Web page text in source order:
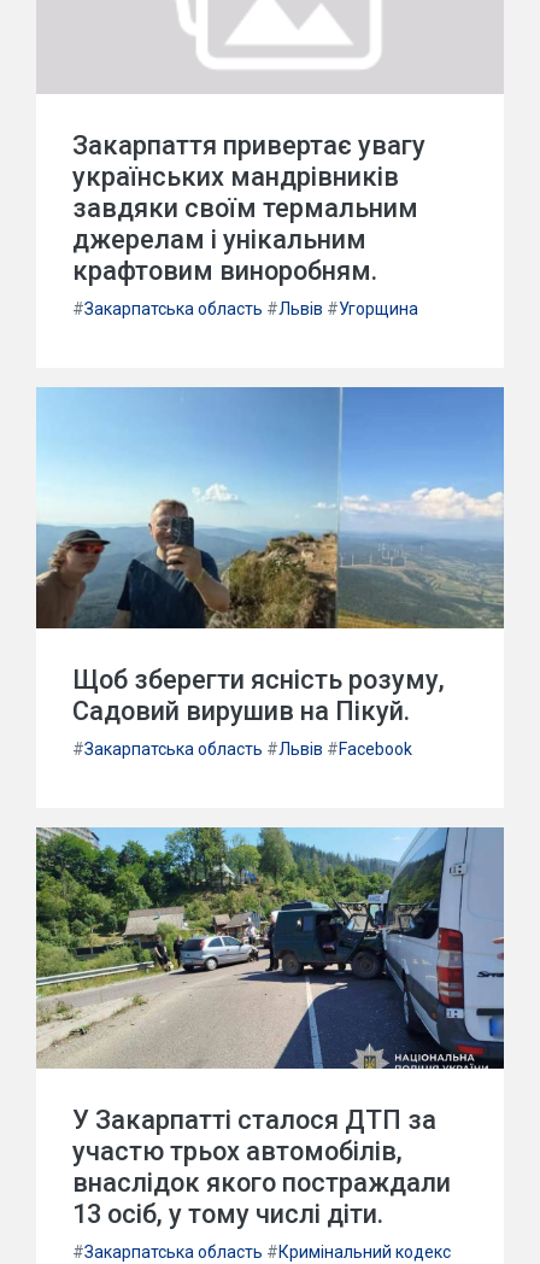
Закарпаття привертає увагу
українських мандрівників
завдяки своїм термальним
джерелам і унікальним
крафтовим виноробням.
#Закарпатська область #Львів #Угорщина
Щоб зберегти ясність розуму,
Садовий вирушив на Пікуй.
#Закарпатська область #Львів #Facebook
У Закарпатті сталося ДТП за
участю трьох автомобілів,
внаслідок якого постраждали
13 осіб, у тому числі діти.
#Закарпатська область #Кримінальний кодекс